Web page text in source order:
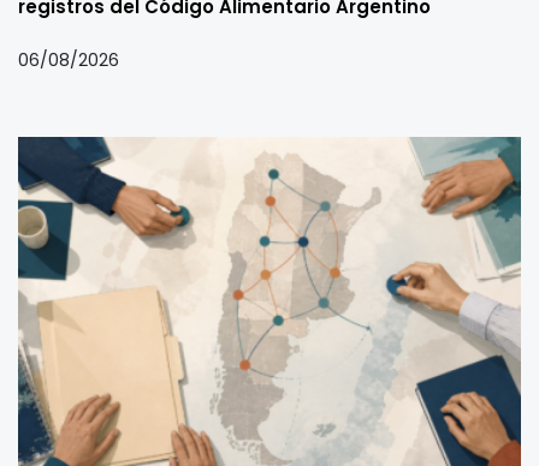
registros del Código Alimentario Argentino
06/08/2026